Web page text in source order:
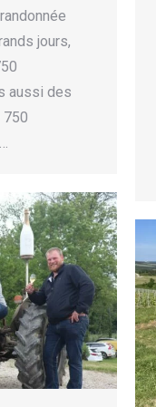
jours,
aussi des
750